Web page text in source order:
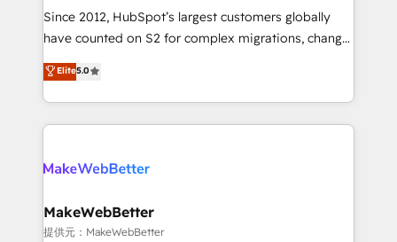
future.” Others agree it is proof of trust built through
measurable impact.
Since 2012, HubSpot’s largest customers globally
have counted on S2 for complex migrations, change
management, systems integration, and creative
solutions that deliver measurable impact and
transform brand experiences As one of the few full-
service creative agencies in the HubSpot
winning design to build scalable, globally
marketing campaigns, & RevOps frameworks that
fuel long-term success We connect the entire
Elite5.0
MakeWebBetter
提供元：MakeWebBetter